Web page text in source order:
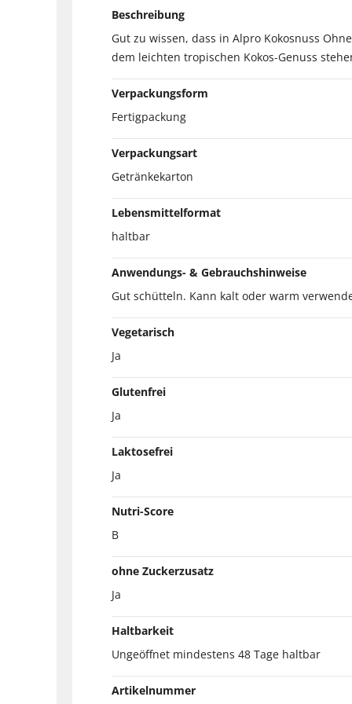
Beschreibung
Gut zu wissen, dass in Alpro Kokosnuss
dem leichten tropischen Kokos-Genuss
Verpackungsform
Fertigpackung
Verpackungsart
Getränkekarton
Lebensmittelformat
haltbar
Anwendungs- & Gebrauchshinweise
Gut schütteln. Kann kalt oder warm
Vegetarisch
Ja
Glutenfrei
Ja
Laktosefrei
Ja
Nutri-Score
B
ohne Zuckerzusatz
Ja
Haltbarkeit
Ungeöffnet mindestens 48 Tage haltbar
Artikelnummer